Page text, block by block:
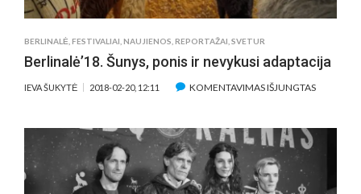
BERLINALĖ FESTIVALIAI NAUJIENOS REPORTAŽAI SVETUR
Berlinalė’18. Šunys, ponis ir nevykusi adaptacija
IEVA ŠUKYTĖ 2018-02-20, 12:11 KOMENTAVIMAS IŠJUNGTASĮRAŠE